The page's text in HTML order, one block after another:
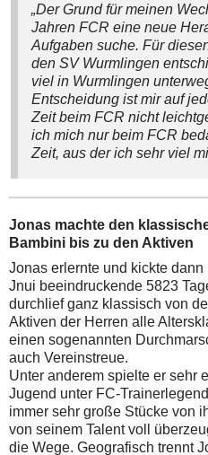
„Der Grund für meinen
Jahren FCR eine neue
Aufgaben suche. Für
den SV Wurmlingen
viel in Wurmlingen
Entscheidung ist mir auf
Zeit beim FCR nicht
ich mich nur beim FCR
Zeit, aus der ich sehr viel
Jonas machte den
Bambini bis zu den Aktiven
Jonas erlernte und kickte
Jnui beeindruckende 5823
durchlief ganz klassisch von
Aktiven der Herren alle
einen sogenannten
auch Vereinstreue.
Unter anderem spielte er sehr
Jugend unter FC-
immer sehr große Stücke von
von seinem Talent voll
die Wege. Geografisch trennt